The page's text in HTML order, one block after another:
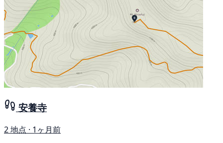
安養寺
2 地点 · 1ヶ月前